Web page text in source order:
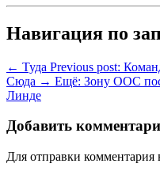
Навигация по
← Туда Previous post:
Сюда → Ещё: Зону ООС
Линде
Добавить
Для отправки комментария